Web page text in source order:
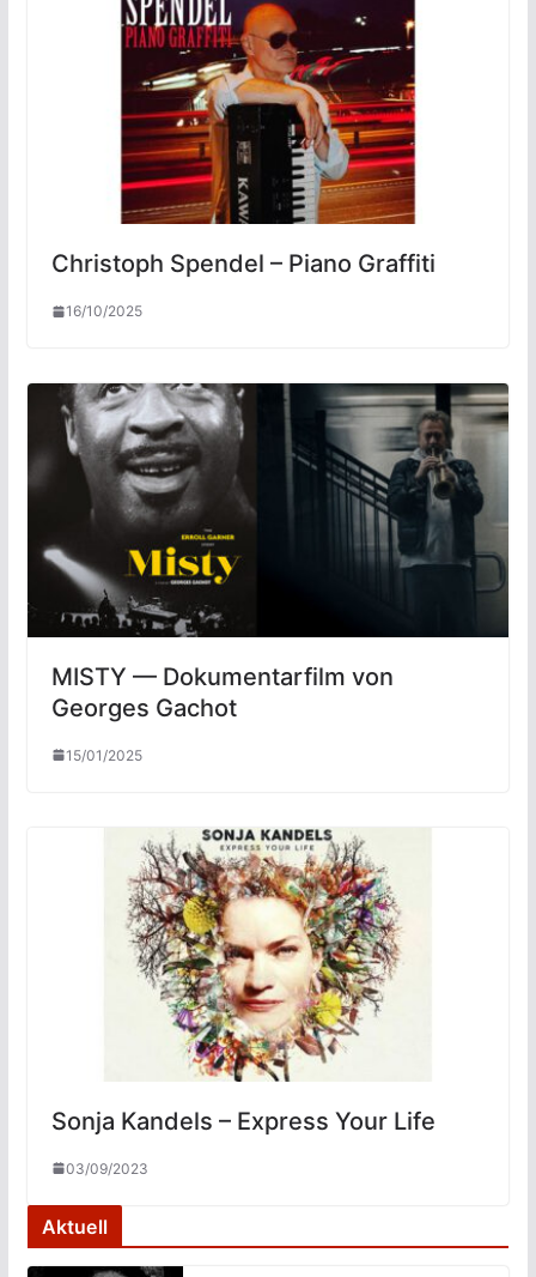
Christoph Spendel – Piano Graffiti
16/10/2025
MISTY — Dokumentarfilm von
Georges Gachot
15/01/2025
Sonja Kandels – Express Your Life
03/09/2023
Aktuell